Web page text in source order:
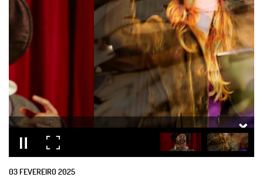
03 FEVEREIRO2025